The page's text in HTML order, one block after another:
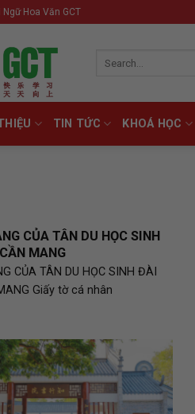
Hoa Văn GCT
TIN TỨC KHOÁ HỌC
CỦA TÂN DU HỌC SINH
MANG
CỦA TÂN DU HỌC SINH ĐÀI
Giấy tờ cá nhân